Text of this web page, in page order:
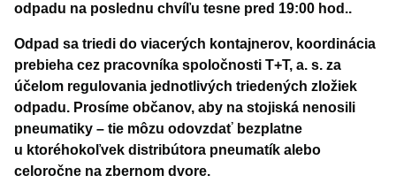
odpadu na poslednu chvíľu tesne pred 19:00 hod..
Odpad sa triedi do viacerých kontajnerov, koordinácia
prebieha cez pracovníka spoločnosti T+T, a. s. za
účelom regulovania jednotlivých triedených zložiek
odpadu. Prosíme občanov, aby na stojiská nenosili
pneumatiky – tie môzu odovzdať bezplatne
u ktoréhokoľvek distribútora pneumatík alebo
celoročne na zbernom dvore.